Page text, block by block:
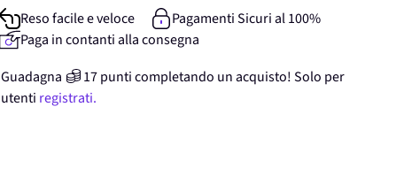
Reso facile e veloce
Pagamenti Sicuri al 100%
Paga in contanti alla consegna
Guadagna
17punticompletando un acquisto! Solo per
utenti registrati.